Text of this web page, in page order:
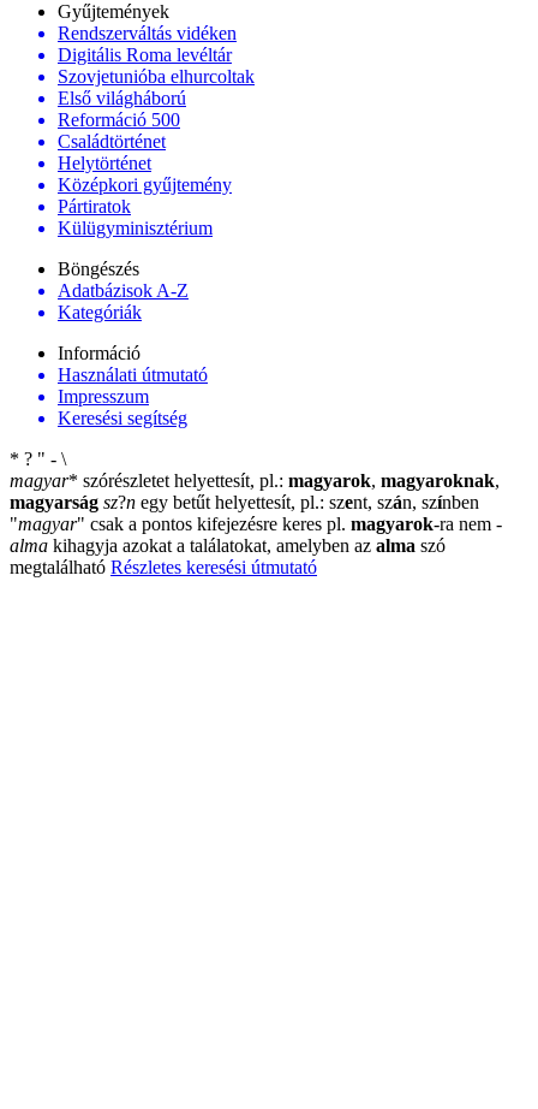
Gyűjtemények
Rendszerváltás vidéken
Digitális Roma levéltár
Szovjetunióba elhurcoltak
Első világháború
Reformáció 500
Családtörténet
Helytörténet
Középkori gyűjtemény
Pártiratok
Külügyminisztérium
Böngészés
Adatbázisok A-Z
Kategóriák
Információ
Használati útmutató
Impresszum
Keresési segítség
* ? " - \
magyar* szórészletet helyettesít, pl.: magyarok, magyaroknak,
magyarság sz?n egy betűt helyettesít, pl.: szent, szán, színben
"magyar" csak a pontos kifejezésre keres pl. magyarok-ra nem -
alma kihagyja azokat a találatokat, amelyben az alma szó
megtalálható Részletes keresési útmutató